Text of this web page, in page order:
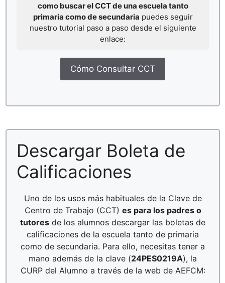
como buscar el CCT de una escuela tanto
primaria como de secundaria puedes seguir
nuestro tutorial paso a paso desde el siguiente
enlace:
Cómo Consultar CCT
Descargar Boleta de
Calificaciones
Uno de los usos más habituales de la Clave de
Centro de Trabajo (CCT) es para los padres o
tutores de los alumnos descargar las boletas de
calificaciones de la escuela tanto de primaria
como de secundaria. Para ello, necesitas tener a
mano además de la clave (24PES0219A), la
CURP del Alumno a través de la web de AEFCM: